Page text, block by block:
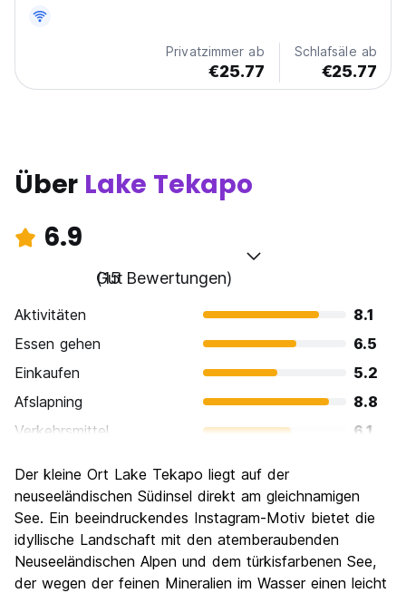
Both options share common facilities, including a
kitchen, bathrooms, and a lounge area. Backpackers
Privatzimmer ab
€25.77
Schlafsäle ab
€25.77
Über Lake Tekapo
6.9
Gut
(15 Bewertungen)
Aktivitäten
8.1
Essen gehen
6.5
Einkaufen
5.2
Afslapning
8.8
Verkehrsmittel
6.1
Kultur
7.1
Nachtleben / Party
4.3
Preis-Leistungsverhältnis
Der kleine Ort Lake Tekapo liegt auf der
neuseeländischen Südinsel direkt am gleichnamigen
See. Ein beeindruckendes Instagram-Motiv bietet die
idyllische Landschaft mit den atemberaubenden
Neuseeländischen Alpen und dem türkisfarbenen See,
der wegen der feinen Mineralien im Wasser einen leicht